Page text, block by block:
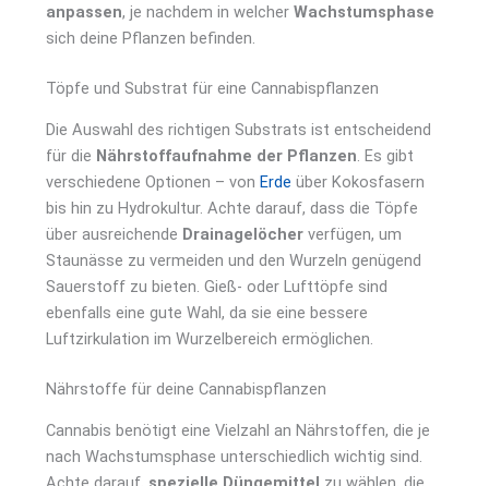
anpassen, je nachdem in welcherWachstumsphase
sich deine Pflanzen befinden.
Töpfe und Substrat für eine Cannabispflanzen
Die Auswahl des richtigen Substrats ist entscheidend
für die Nährstoffaufnahme der Pflanzen. Es gibt
verschiedene Optionen – vonErde über Kokosfasern
bis hin zu Hydrokultur. Achte darauf, dass die Töpfe
über ausreichende Drainagelöcher verfügen, um
Staunässe zu vermeiden und den Wurzeln genügend
Sauerstoff zu bieten. Gieß- oder Lufttöpfe sind
ebenfalls eine gute Wahl, da sie eine bessere
Luftzirkulation im Wurzelbereich ermöglichen.
Nährstoffe für deine Cannabispflanzen
Cannabis benötigt eine Vielzahl an Nährstoffen, die je
nach Wachstumsphase unterschiedlich wichtig sind.